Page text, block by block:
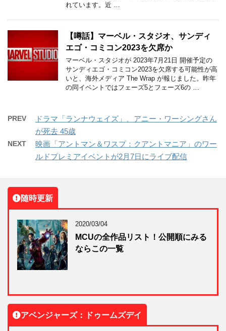
れています。近 …
【噂話】マーベル・スタジオ、サンディ
エゴ・コミコン2023を欠席か
マーベル・スタジオが 2023年7月21日 開催予定の
サンディエゴ・コミコン2023を欠席する可能性が高
いと、海外メディア The Wrap が報じました。昨年
の同イベントではフェーズ5とフェーズ6の …
PREV
ドラマ「ランナウェイズ」、アニー・ワーシングさん
が死去 45歳
NEXT
映画「アントマン＆ワスプ：クアントマニア」のワー
ルドプレミアイベントが2月7日にライブ配信
随時更新
2020/03/04
MCUの全作品リスト！公開順にみる
ならこの一覧
アベンジャーズ：ドゥームズデイ